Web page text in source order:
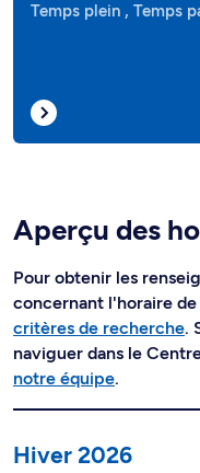
Temps plein , Temps
Aperçu des
Pour obtenir les
concernant l'horaire
critères de recherche.
naviguer dans le
notre équipe.
Hiver 2026